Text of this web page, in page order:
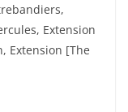
Extension
Extension [The